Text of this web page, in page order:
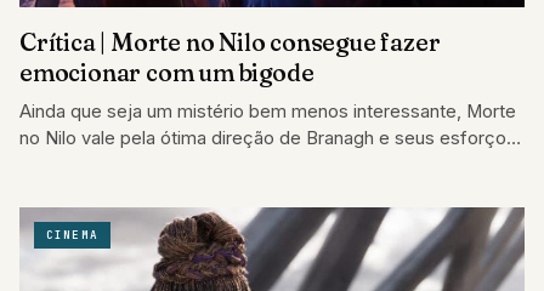
Crítica | Morte no Nilo consegue fazer
emocionar com um bigode
Ainda que seja um mistério bem menos interessante, Morte
no Nilo vale pela ótima direção de Branagh e seus esforços
CINEMA